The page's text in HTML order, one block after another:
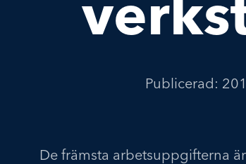
Publicerad:
De främsta arbetsuppgifterna